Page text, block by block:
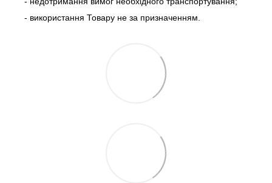
- використання Товару не за призначенням.